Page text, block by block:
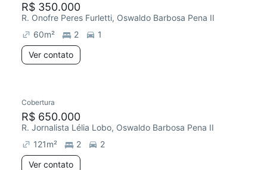
R$ 350.000
R. Onofre Peres Furletti, Oswaldo Barbosa Pena II
60m² 2
1
Ver contato
Cobertura
R$ 650.000
R. Jornalista Lélia Lobo, Oswaldo Barbosa Pena II
121m² 2
2
Ver contato